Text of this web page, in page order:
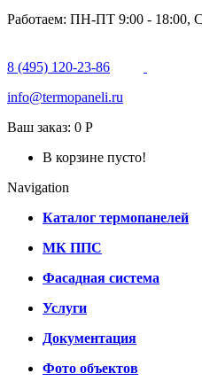
Работаем: ПН-ПТ 9:00 - 18:00,
8 (495) 120-23-86
info@termopaneli.ru
Ваш заказ: 0 Р
В корзине пусто!
Navigation
Каталог термопанелей
МК ППС
Фасадная система
Услуги
Документация
Фото объектов